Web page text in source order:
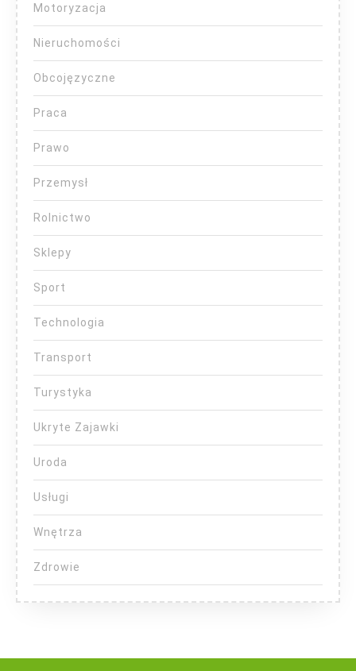
Motoryzacja
Nieruchomości
Obcojęzyczne
Praca
Prawo
Przemysł
Rolnictwo
Sklepy
Sport
Technologia
Transport
Turystyka
Ukryte Zajawki
Uroda
Usługi
Wnętrza
Zdrowie